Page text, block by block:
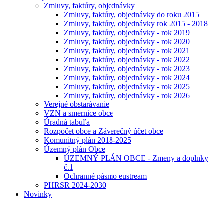
Zmluvy, faktúry, objednávky
Zmluvy, faktúry, objednávky do roku 2015
Zmluvy, faktúry, objednávky rok 2015 - 2018
Zmluvy, faktúry, objednávky - rok 2019
Zmluvy, faktúry, objednávky - rok 2020
Zmluvy, faktúry, objednávky - rok 2021
Zmluvy, faktúry, objednávky - rok 2022
Zmluvy, faktúry, objednávky - rok 2023
Zmluvy, faktúry, objednávky - rok 2024
Zmluvy, faktúry, objednávky - rok 2025
Zmluvy, faktúry, objednávky - rok 2026
Verejné obstarávanie
VZN a smernice obce
Úradná tabuľa
Rozpočet obce a Záverečný účet obce
Komunitný plán 2018-2025
Územný plán Obce
ÚZEMNÝ PLÁN OBCE - Zmeny a doplnky
č.1
Ochranné pásmo eustream
PHRSR 2024-2030
Novinky